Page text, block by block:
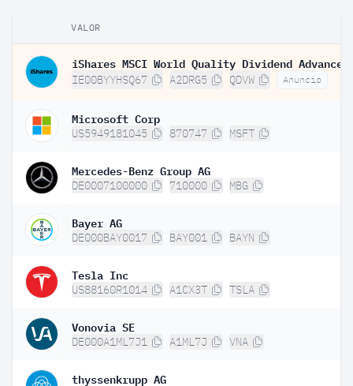
VALOR
IE00BYYHSQ67 A2DRG5 QDVW Anuncio
Microsoft Corp
US5949181045 870747 MSFT
Mercedes-Benz Group AG
DE0007100000 710000 MBG
Bayer AG
DE000BAY0017 BAY001 BAYN
Tesla Inc
US88160R1014 A1CX3T TSLA
Vonovia SE
DE000A1ML7J1 A1ML7J VNA
thyssenkrupp AG